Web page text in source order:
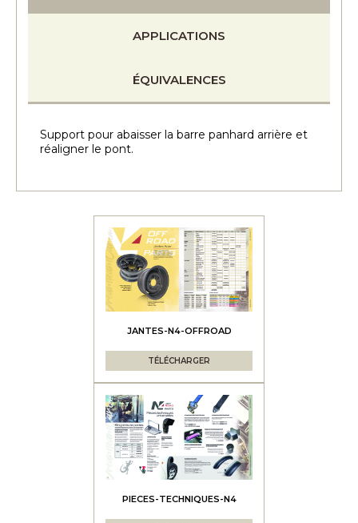
APPLICATIONS
ÉQUIVALENCES
Support pour abaisser la barre panhard arrière et
réaligner le pont.
JANTES-N4-OFFROAD
TÉLÉCHARGER
PIECES-TECHNIQUES-N4